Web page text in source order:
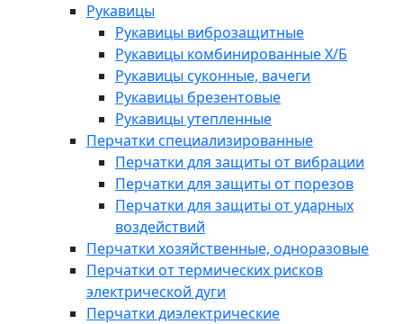
Рукавицы
Рукавицы виброзащитные
Рукавицы комбинированные Х/Б
Рукавицы суконные, вачеги
Рукавицы брезентовые
Рукавицы утепленные
Перчатки специализированные
Перчатки для защиты от вибрации
Перчатки для защиты от порезов
Перчатки для защиты от ударных
воздействий
Перчатки хозяйственные, одноразовые
Перчатки от термических рисков
электрической дуги
Перчатки диэлектрические